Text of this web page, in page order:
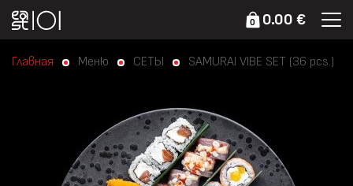
0 0.00 €
Главная Меню СЕТЫ SAMURAI VIBE SET (36 pcs.)